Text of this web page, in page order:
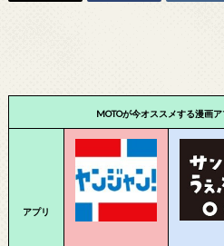
MOTOが今オススメする漫画ア
アプリ